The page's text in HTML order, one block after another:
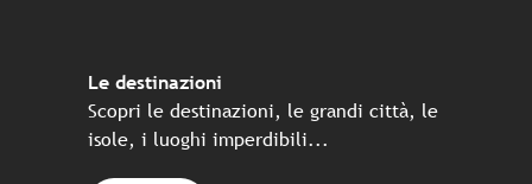
Le destinazioni
Scopri le destinazioni, le grandi città, le
isole, i luoghi imperdibili...